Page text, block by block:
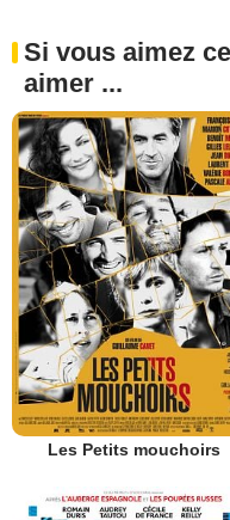
Si vous aimez
aimer ...
Les Petits mouchoirs